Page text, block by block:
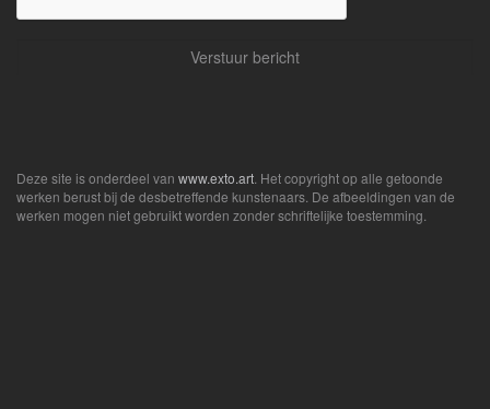
Deze site is onderdeel van www.exto.art . Het copyright op alle getoonde
werken berust bij de desbetreffende kunstenaars. De afbeeldingen van de
werken mogen niet gebruikt worden zonder schriftelijke toestemming.